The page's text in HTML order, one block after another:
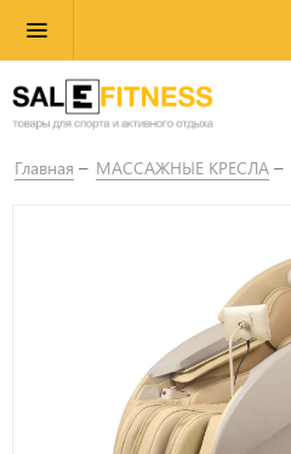
Главная МАССАЖНЫЕ КРЕСЛА